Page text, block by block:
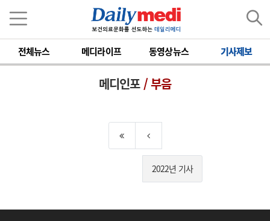
전체뉴스 메디라이프 동영상뉴스 기사제보
메디인포/ 부음
2022년 기사